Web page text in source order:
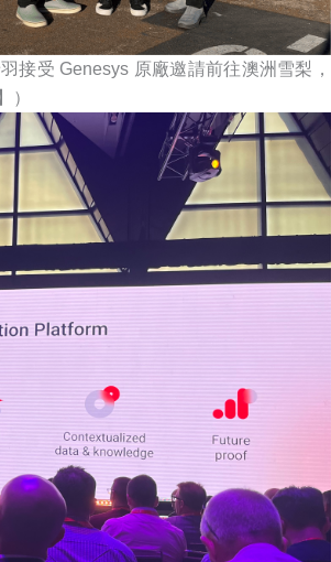
接受 Genesys 原廠邀請前往澳洲雪梨，
）